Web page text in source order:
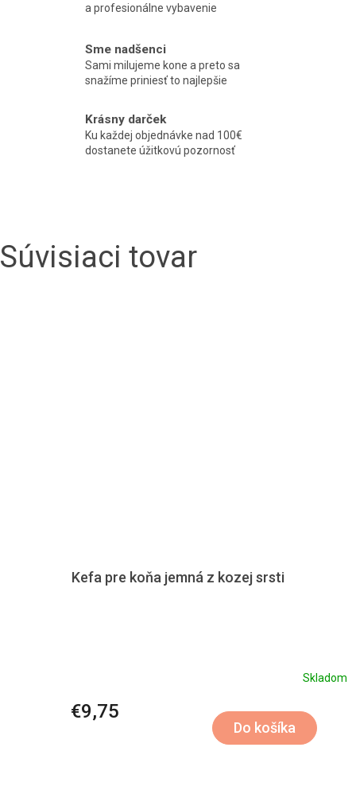
a profesionálne vybavenie
Sme nadšenci
Sami milujeme kone a preto sa
snažíme priniesť to najlepšie
Krásny darček
Ku každej objednávke nad 100€
dostanete úžitkovú pozornosť
Súvisiaci tovar
Kefa pre koňa jemná z kozej srsti
Skladom
€9,75
Do košíka